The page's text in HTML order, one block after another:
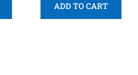
ADD TO CART